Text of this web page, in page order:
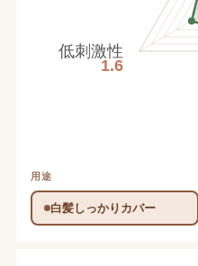
低刺激性
1.6
用途
白髪しっかりカバー